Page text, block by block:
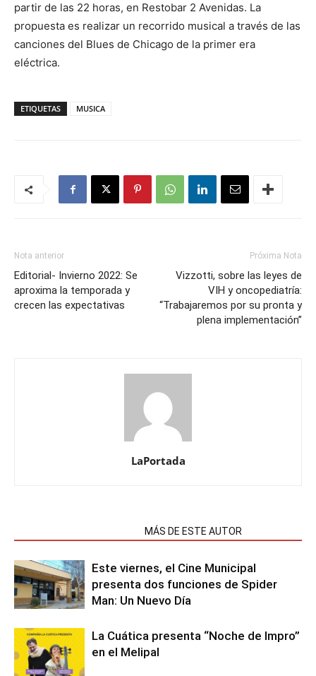
partir de las 22 horas, en Restobar 2 Avenidas. La
propuesta es realizar un recorrido musical a través de las
canciones del Blues de Chicago de la primer era
eléctrica.
ETIQUETAS MUSICA
Nota anterior
Editorial- Invierno 2022: Se
aproxima la temporada y
crecen las expectativas
Próxima Nota
Vizzotti, sobre las leyes de
VIH y oncopediatría:
“Trabajaremos por su pronta y
plena implementación”
LaPortada
MÁS DE ESTE AUTOR
Este viernes, el Cine Municipal
presenta dos funciones de Spider
Man: Un Nuevo Día
La Cuática presenta “Noche de Impro”
en el Melipal